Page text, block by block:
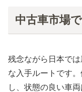
中古車市場
残念ながら日本で
な入手ルートです
し、状態の良い車